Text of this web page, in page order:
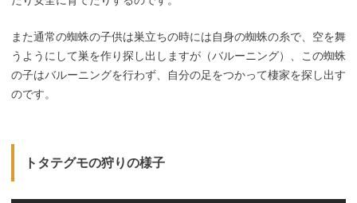
また通常の蜘蛛の子供は巣立ちの時には自身の蜘蛛の糸で、空を舞
うようにして巣を作り探し出しますが（バルーニング）、この蜘蛛
の子はバルーニングを行わず、自分の足をつかって棲家を探し出す
のです。
トタテグモの狩りの様子